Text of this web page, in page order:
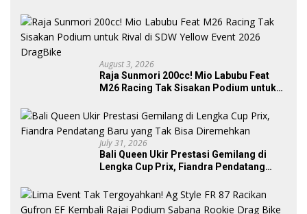
2026
August 3, 2026
Raja Sunmori 200cc! Mio Labubu Feat
M26 Racing Tak Sisakan Podium untuk
July 31, 2026
Bali Queen Ukir Prestasi Gemilang di
Lengka Cup Prix, Fiandra Pendatang